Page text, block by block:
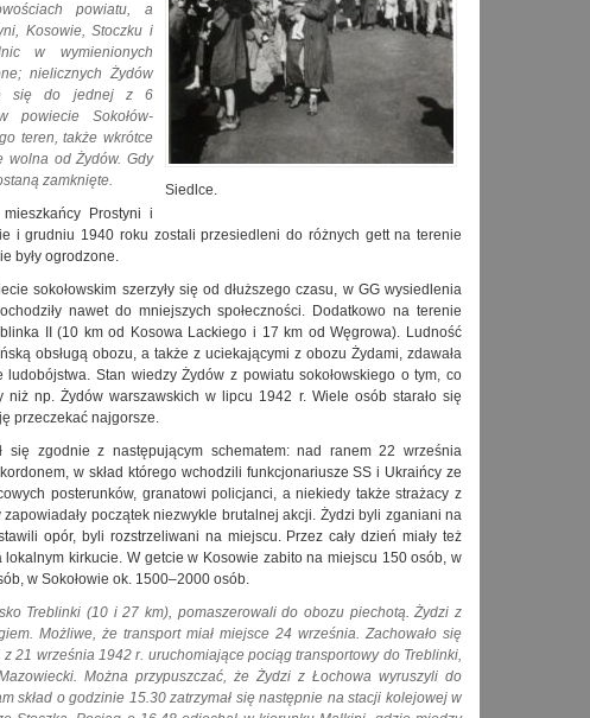
Siedlce.
powiatu, a
Kosowie, Stoczku i
w wymienionych
nielicznych Żydów
się do jednej z 6
powiecie Sokołów-
teren, także wkrótce
wolna od Żydów. Gdy
zamknięte.
Prostyni i
i grudniu 1940 roku zostali przesiedleni do różnych gett na terenie
były ogrodzone.
sokołowskim szerzyły się od dłuższego czasu, w GG wysiedlenia
nawet do mniejszych społeczności. Dodatkowo na terenie
II (10 km od Kosowa Lackiego i 17 km od Węgrowa). Ludność
obsługą obozu, a także z uciekającymi z obozu Żydami, zdawała
Stan wiedzy Żydów z powiatu sokołowskiego o tym, co
niż np. Żydów warszawskich w lipcu 1942 r. Wiele osób starało się
przeczekać najgorsze.
się zgodnie z następującym schematem: nad ranem 22 września
w skład którego wchodzili funkcjonariusze SS i Ukraińcy ze
posterunków, granatowi policjanci, a niekiedy także strażacy z
początek niezwykle brutalnej akcji. Żydzi byli zganiani na
opór, byli rozstrzeliwani na miejscu. Przez cały dzień miały też
kirkucie. W getcie w Kosowie zabito na miejscu 150 osób, w
w Sokołowie ok. 1500–2000 osób.
Treblinki (10 i 27 km), pomaszerowali do obozu piechotą. Żydzi z
Możliwe, że transport miał miejsce 24 września. Zachowało się
21 września 1942 r. uruchomiające pociąg transportowy do Treblinki,
Można przypuszczać, że Żydzi z Łochowa wyruszyli do
skład o godzinie 15.30 zatrzymał się następnie na stacji kolejowej w